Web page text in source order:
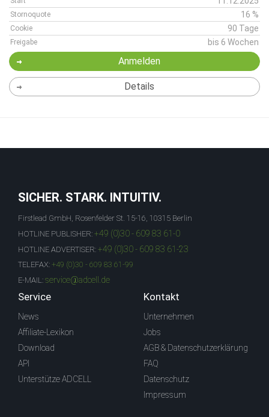
Stornoquote 16 %
Cookie 90 Tage
Freigabe bis 6 Wochen
Anmelden
Details
SICHER. STARK. INTUITIV.
Firstlead GmbH, Rosenfelder St. 15-16, 10315 Berlin
HOTLINE PUBLISHER: +49 (0)30 - 609 83 61-0
HOTLINE ADVERTISER: +49 (0)30 - 609 83 61-23
TELEFAX: +49 (0)30 - 609 83 61-99
E-MAIL: service@adcell.de
Service
News
Affiliate-Lexikon
Download
API
Unterstütze ADCELL
Kontakt
Unternehmen
Jobs
AGB & Datenschutzerklärung
FAQ
Datenschutz
Impressum